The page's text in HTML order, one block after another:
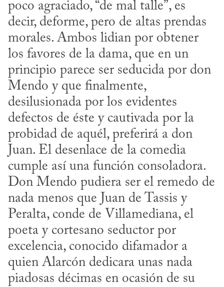
poco agraciado, “de mal talle”, es
decir, deforme, pero de altas prendas
morales. Ambos lidian por obtener
los favores de la dama, que en un
principio parece ser seducida por don
Mendo y que finalmente,
desilusionada por los evidentes
defectos de éste y cautivada por la
probidad de aquél, preferirá a don
Juan. El desenlace de la comedia
cumple así una función consoladora.
Don Mendo pudiera ser el remedo de
nada menos que Juan de Tassis y
Peralta, conde de Villamediana, el
poeta y cortesano seductor por
excelencia, conocido difamador a
quien Alarcón dedicara unas nada
piadosas décimas en ocasión de su